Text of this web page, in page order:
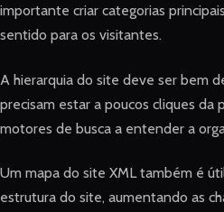
importante criar categorias
sentido para os visitantes.
A hierarquia do site deve ser bem
precisam estar a poucos cliques da
motores de busca a entender a
Um mapa do site XML também é
estrutura do site, aumentando as